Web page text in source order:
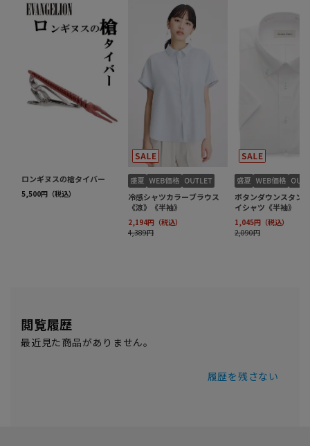
閲覧履歴
最近見た商品がありません。
履歴を残さない